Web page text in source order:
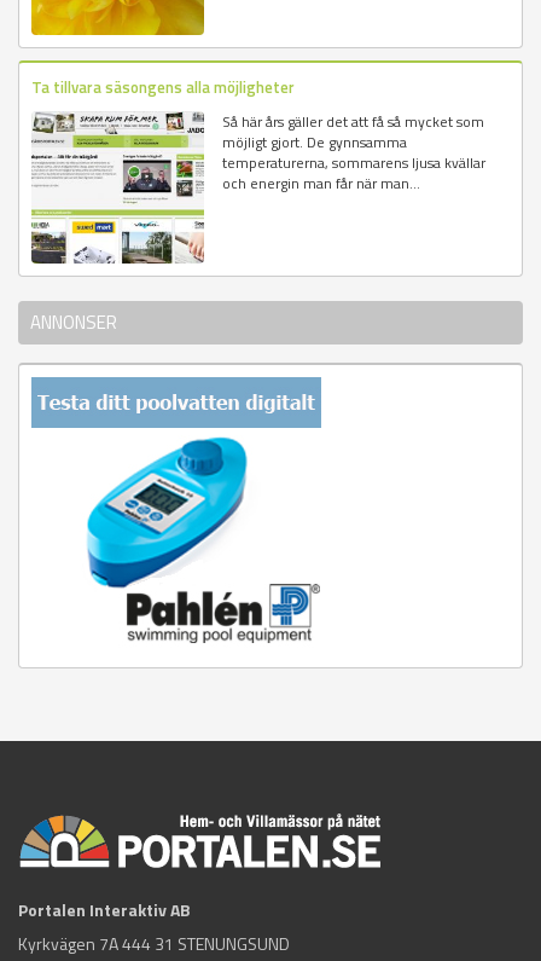
Ta tillvara säsongens alla möjligheter
Så här års gäller det att få så mycket som
möjligt gjort. De gynnsamma
temperaturerna, sommarens ljusa kvällar
och energin man får när man...
ANNONSER
Portalen Interaktiv AB
Kyrkvägen 7A 444 31 STENUNGSUND